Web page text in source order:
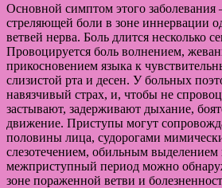
Основной симптом этого
стреляющей боли в зоне иннервации
ветвей нерва. Боль длится несколько
Провоцируется боль волнением,
прикосновением языка к
слизистой рта и десен. У больных
навязчивый страх, и, чтобы не
застывают, задерживают дыхание,
движение. Приступы могут
половины лица, судорогами
слезотечением, обильным выделением
межприступный период можно
зоне пораженной ветви и